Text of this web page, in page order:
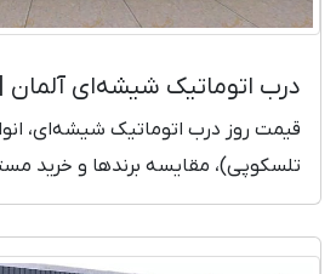
قیمت روز درب اتوماتیک شیشه‌ای،
تلسکوپی)، مقایسه برندها و خرید
ضمانت و خدمات سریع.